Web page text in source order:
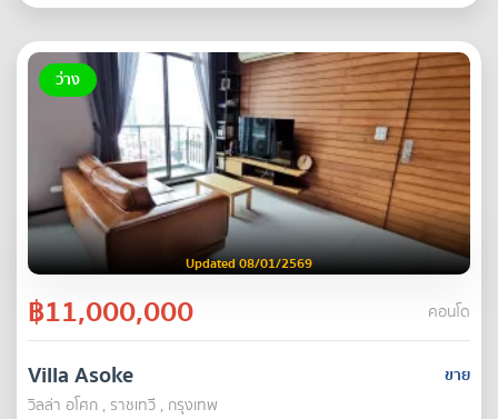
ว่าง
Updated 08/01/2569
฿11,000,000 คอนโด
ขาย
Villa Asoke
วิลล่า อโศก , ราชเทวี , กรุงเทพ